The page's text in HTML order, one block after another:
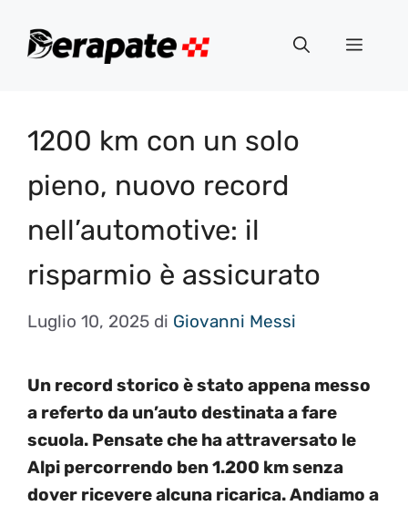
Menu
1200 km con un solo
pieno, nuovo record
nell’automotive: il
risparmio è assicurato
Luglio 10, 2025 di Giovanni Messi
Un record storico è stato appena messo
a referto da un’auto destinata a fare
scuola. Pensate che ha attraversato le
Alpi percorrendo ben 1.200 km senza
dover ricevere alcuna ricarica. Andiamo a